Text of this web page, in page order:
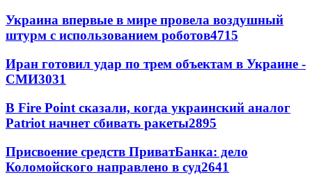
Украина впервые в мире провела воздушный
штурм с использованием роботов4715
Иран готовил удар по трем объектам в Украине -
СМИ3031
В Fire Point сказали, когда украинский аналог
Patriot начнет сбивать ракеты2895
Присвоение средств ПриватБанка: дело
Коломойского направлено в суд2641